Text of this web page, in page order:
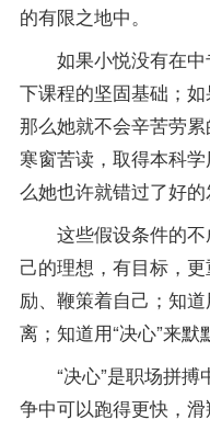
的有限之地中。
如果小悦没有在中
下课程的坚固基础；
那么她就不会辛苦劳
寒窗苦读，取得本科
么她也许就错过了好
这些假设条件的不
己的理想，有目标，
励、鞭策着自己；知
离；知道用“决心”来默
“决心”是职场拼搏
争中可以跑得更快，